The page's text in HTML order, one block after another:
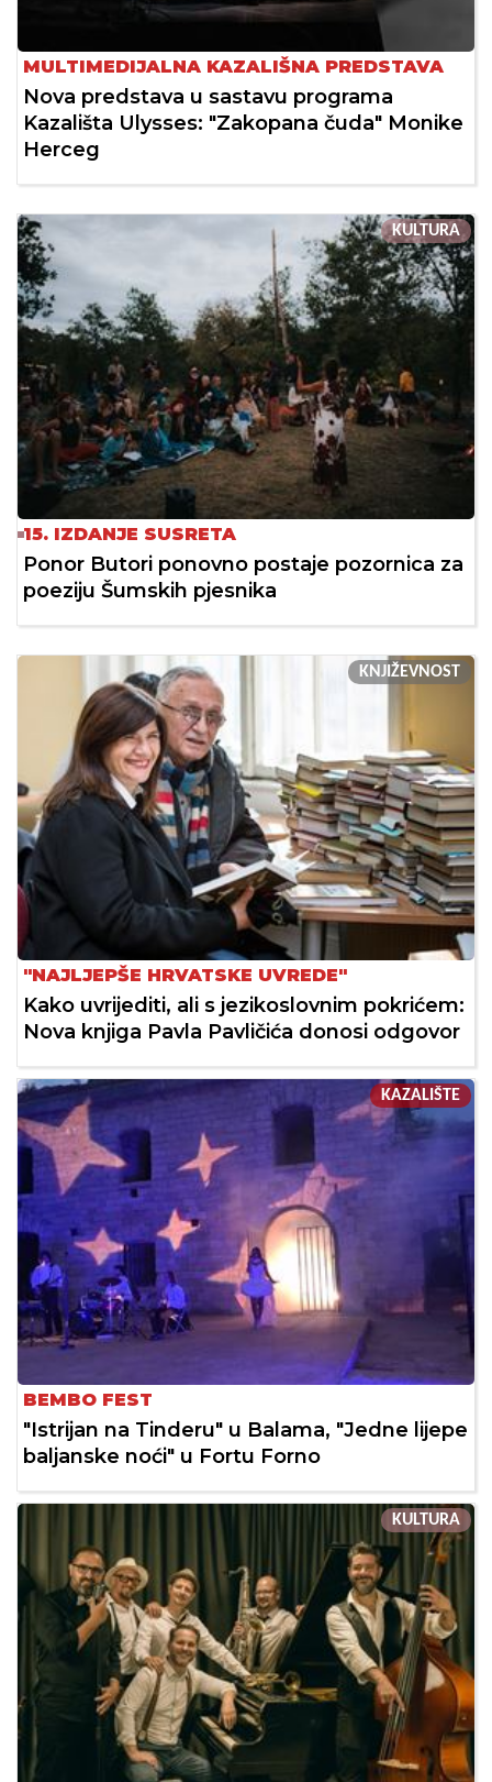
MULTIMEDIJALNA KAZALIŠNA PREDSTAVA
Nova predstava u sastavu programa
Kazališta Ulysses: "Zakopana čuda" Monike
Herceg
KULTURA
15. IZDANJE SUSRETA
Ponor Butori ponovno postaje pozornica za
poeziju Šumskih pjesnika
KNJIŽEVNOST
"NAJLJEPŠE HRVATSKE UVREDE"
Kako uvrijediti, ali s jezikoslovnim pokrićem:
Nova knjiga Pavla Pavličića donosi odgovor
KAZALIŠTE
BEMBO FEST
"Istrijan na Tinderu" u Balama, "Jedne lijepe
baljanske noći" u Fortu Forno
KULTURA